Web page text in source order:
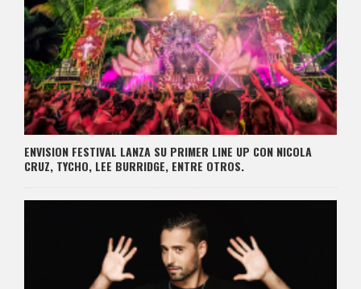
ENVISION FESTIVAL LANZA SU PRIMER LINE UP CON NICOLA
CRUZ, TYCHO, LEE BURRIDGE, ENTRE OTROS.